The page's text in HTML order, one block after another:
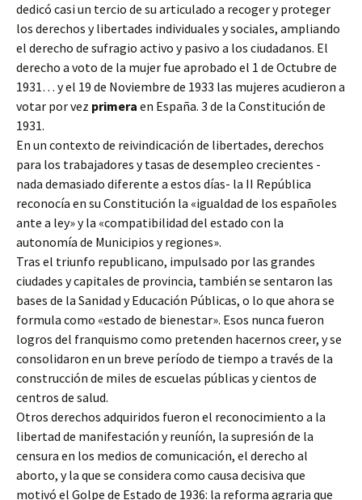
dedicó casi un tercio de su articulado a recoger y proteger
los derechos y libertades individuales y sociales, ampliando
el derecho de sufragio activo y pasivo a los ciudadanos. El
derecho a voto de la mujer fue aprobado el 1 de Octubre de
1931… y el 19 de Noviembre de 1933 las mujeres acudieron a
votar por vez primera en España. 3 de la Constitución de
1931.
En un contexto de reivindicación de libertades, derechos
para los trabajadores y tasas de desempleo crecientes -
nada demasiado diferente a estos días- la II República
reconocía en su Constitución la «igualdad de los españoles
ante a ley» y la «compatibilidad del estado con la
autonomía de Municipios y regiones».
Tras el triunfo republicano, impulsado por las grandes
ciudades y capitales de provincia, también se sentaron las
bases de la Sanidad y Educación Públicas, o lo que ahora se
formula como «estado de bienestar». Esos nunca fueron
logros del franquismo como pretenden hacernos creer, y se
consolidaron en un breve período de tiempo a través de la
construcción de miles de escuelas públicas y cientos de
centros de salud.
Otros derechos adquiridos fueron el reconocimiento a la
libertad de manifestación y reuníón, la supresión de la
censura en los medios de comunicación, el derecho al
aborto, y la que se considera como causa decisiva que
motivó el Golpe de Estado de 1936: la reforma agraria que